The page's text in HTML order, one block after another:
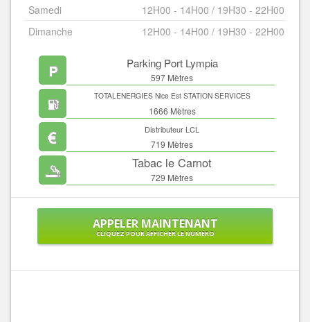
Samedi
12H00 - 14H00 / 19H30 - 22H00
Dimanche
12H00 - 14H00 / 19H30 - 22H00
Parking Port Lympia
597 Mètres
TOTALENERGIES Nice Est STATION SERVICES
1666 Mètres
Distributeur LCL
719 Mètres
Tabac le Carnot
729 Mètres
APPELER MAINTENANT
CLIQUEZ POUR AFFICHER LE NUMÉRO